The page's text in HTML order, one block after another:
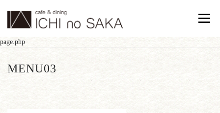
メニュ
page.php
MENU03